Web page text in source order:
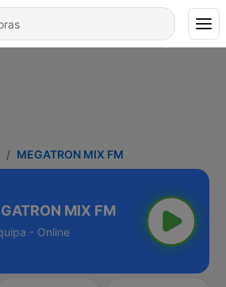
MEGATRON MIX FM
MIX FM
- Online